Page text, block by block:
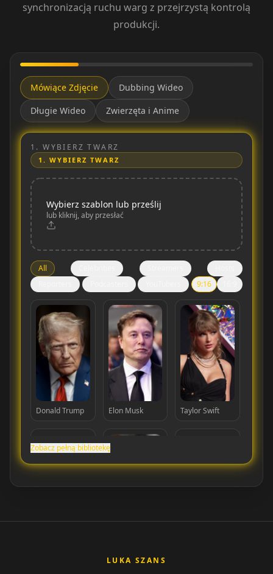
synchronizacją ruchu warg z przejrzystą kontrolą
produkcji.
Mówiące Zdjęcie
Dubbing Wideo
Długie Wideo
Zwierzęta i Anime
1.WYBIERZ TWARZ
1. WYBIERZ TWARZ
Wybierz szablon lub prześlij
lub kliknij, aby przesłać
All
9:16
Donald Trump Elon Musk Taylor Swift
Zobacz pełną bibliotekę
LUKA SZANS